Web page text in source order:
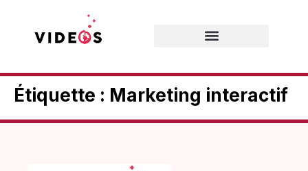
Étiquette : Marketing interactif